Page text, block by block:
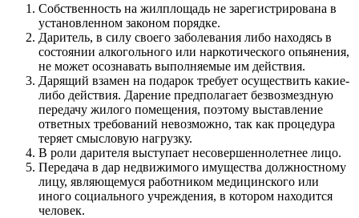
Собственность на жилплощадь не зарегистрирована в
установленном законом порядке.
Даритель, в силу своего заболевания либо находясь в
состоянии алкогольного или наркотического опьянения,
не может осознавать выполняемые им действия.
Дарящий взамен на подарок требует осуществить какие-
либо действия. Дарение предполагает безвозмездную
передачу жилого помещения, поэтому выставление
ответных требований невозможно, так как процедура
теряет смысловую нагрузку.
В роли дарителя выступает несовершеннолетнее лицо.
Передача в дар недвижимого имущества должностному
лицу, являющемуся работником медицинского или
иного социального учреждения, в котором находится
человек.